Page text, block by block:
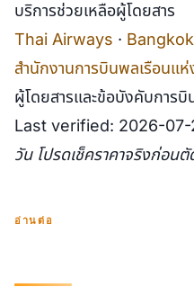
บริการช่วยเหลือผู้โดยสาร
Thai Airways ·
สำนักงานการบินพลเรือนแห่
ผู้โดยสารและข้อบังคับการบิ
Last verified: 2026-07-
วัน โปรดเช็คราคาจริงก่อนตั
อ่านต่อ